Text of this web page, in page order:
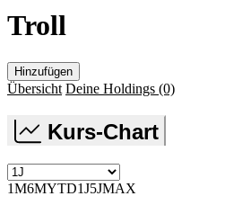
Troll
Hinzufügen
Übersicht Deine Holdings (0)
Kurs-Chart
1M6MYTD1J5JMAX